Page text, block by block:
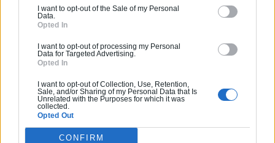
I want to opt-out of the Sale of my Personal
Data.
Opted In
I want to opt-out of processing my Personal
Data for Targeted Advertising.
Opted In
I want to opt-out of Collection, Use, Retention,
Sale, and/or Sharing of my Personal Data that Is
Unrelated with the Purposes for which it was
collected.
Opted Out
CONFIRM
pour vos travaux ?
mise en relation avec un professionnel de
qualité jusqu'à la prise en charge de A à Z de
vos projets de constructions ou d'extensions.
Obtenez des devis ! Trouvez des professionnels
à côté de chez vous.